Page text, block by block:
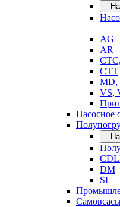
AG
AR
CTT
MD,
VS,
Насосное
DM
SL